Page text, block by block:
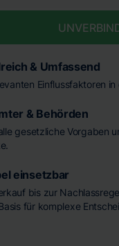
& Umfassend
Einflussfaktoren
& Behörden
gesetzliche Vorgaben
einsetzbar
bis zur
für komplexe